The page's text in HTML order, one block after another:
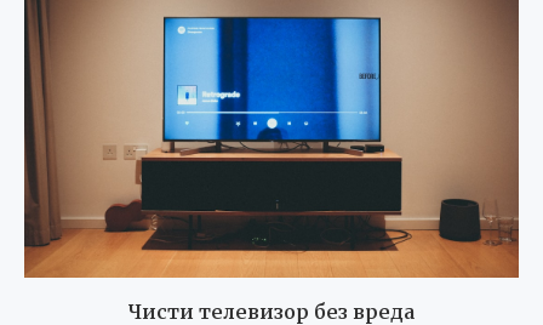
Чисти телевизор без вреда